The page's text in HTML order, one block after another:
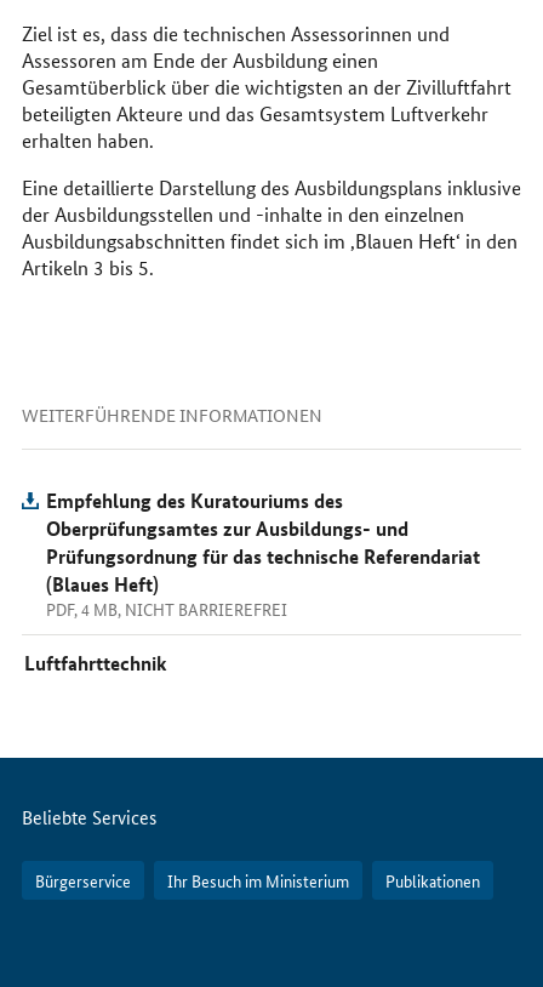
Ziel ist es, dass die technischen Assessorinnen und
Assessoren am Ende der Ausbildung einen
Gesamtüberblick über die wichtigsten an der Zivilluftfahrt
beteiligten Akteure und das Gesamtsystem Luftverkehr
erhalten haben.
Eine detaillierte Darstellung des Ausbildungsplans inklusive
der Ausbildungsstellen und -inhalte in den einzelnen
Ausbildungsabschnitten findet sich im ‚Blauen Heft‘ in den
Artikeln 3 bis 5.
WEITERFÜHRENDE INFORMATIONEN
Empfehlung des Kuratouriums des
Oberprüfungsamtes zur Ausbildungs- und
Prüfungsordnung für das technische Referendariat
(Blaues Heft)
PDF, 4 MB, NICHT BARRIEREFREI
Luftfahrttechnik
Servicemenü
Beliebte Services
Bürgerservice Ihr Besuch im Ministerium Publikationen